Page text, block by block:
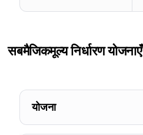
सबमैजिकमूल्य निर्धारण योजनाएँ
योजना